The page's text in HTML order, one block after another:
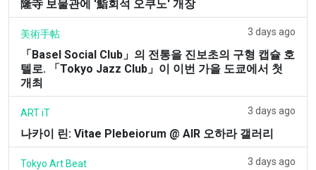
隆寺 보물관에 '鮨회석 오쿠노' 개장
美術手帖 3 days ago
「Basel Social Club」의 전통을 진보초의 구형 캡슐 호
텔로. 「Tokyo Jazz Club」이 이번 가을 도쿄에서 첫
개최
ART iT 3 days ago
나카이 린: Vitae Plebeiorum @ AIR 오하라 갤러리
Tokyo Art Beat 3 days ago